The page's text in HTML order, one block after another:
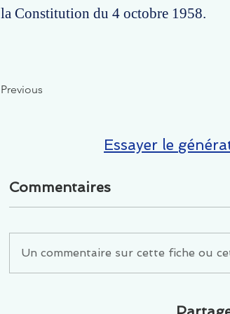
la Constitution du 4 octobre 1958.
Previous
Essayer le
Commentaires
Un commentaire sur cette fiche ou